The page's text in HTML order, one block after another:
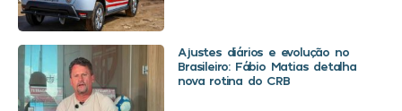
Ajustes diários e evolução no
Brasileiro: Fábio Matias detalha
nova rotina do CRB